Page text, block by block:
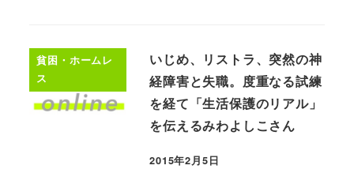
貧困・ホームレ
ス
いじめ、リストラ、突然の神
経障害と失職。度重なる試練
を経て「生活保護のリアル」
を伝えるみわよしこさん
2015年2月5日